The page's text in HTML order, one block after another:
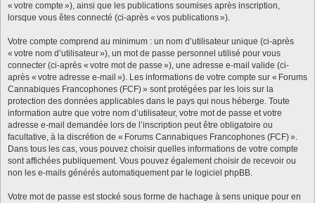
« votre compte »), ainsi que les publications soumises après inscription,
lorsque vous êtes connecté (ci-après « vos publications »).
Votre compte comprend au minimum : un nom d’utilisateur unique (ci-après
« votre nom d’utilisateur »), un mot de passe personnel utilisé pour vous
connecter (ci-après « votre mot de passe »), une adresse e-mail valide (ci-
après « votre adresse e-mail »). Les informations de votre compte sur « Forums
Cannabiques Francophones (FCF) » sont protégées par les lois sur la
protection des données applicables dans le pays qui nous héberge. Toute
information autre que votre nom d’utilisateur, votre mot de passe et votre
adresse e-mail demandée lors de l’inscription peut être obligatoire ou
facultative, à la discrétion de « Forums Cannabiques Francophones (FCF) ».
Dans tous les cas, vous pouvez choisir quelles informations de votre compte
sont affichées publiquement. Vous pouvez également choisir de recevoir ou
non les e-mails générés automatiquement par le logiciel phpBB.
Votre mot de passe est stocké sous forme de hachage à sens unique pour en